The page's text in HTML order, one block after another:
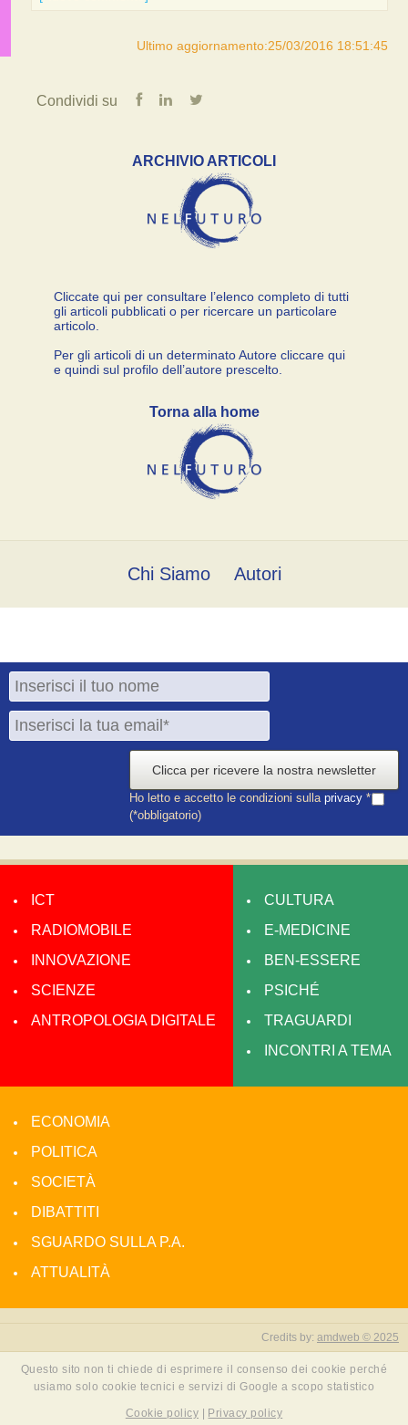
Ultimo aggiornamento:25/03/2016 18:51:45
Condividi su
ARCHIVIO ARTICOLI
Cliccate qui per consultare l’elenco completo di tutti
gli articoli pubblicati o per ricercare un particolare
articolo.
Per gli articoli di un determinato Autore cliccare qui
e quindi sul profilo dell’autore prescelto.
Torna alla home
Chi Siamo Autori
Clicca per ricevere la nostra newsletter
Ho letto e accetto le condizioni sulla privacy *
(*obbligatorio)
ICT
RADIOMOBILE
INNOVAZIONE
SCIENZE
ANTROPOLOGIA DIGITALE
CULTURA
E-MEDICINE
BEN-ESSERE
PSICHÉ
TRAGUARDI
INCONTRI A TEMA
ECONOMIA
POLITICA
SOCIETÀ
DIBATTITI
SGUARDO SULLA P.A.
ATTUALITÀ
Credits by: amdweb © 2025
Questo sito non ti chiede di esprimere il consenso dei cookie perché
usiamo solo cookie tecnici e servizi di Google a scopo statistico
Cookie policy | Privacy policy